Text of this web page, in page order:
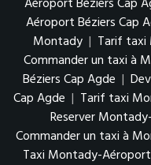
Aéroport Béziers Cap
Montady | Tarif
Commander un taxi à
Béziers Cap Agde |
Cap Agde | Tarif taxi
Reserver
Commander un taxi à
Taxi Montady-